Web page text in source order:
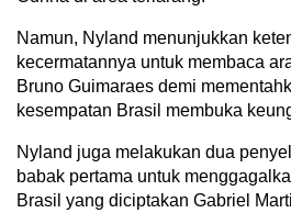
Namun, Nyland menunjukkan
kecermatannya untuk membaca
Bruno Guimaraes demi
kesempatan Brasil membuka
Nyland juga melakukan dua
babak pertama untuk
Brasil yang diciptakan Gabriel